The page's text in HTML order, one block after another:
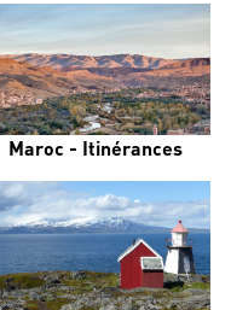
Maroc - Itinérances